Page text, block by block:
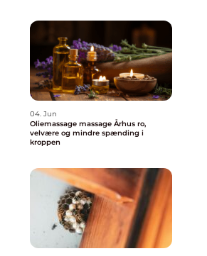
04. Jun
Oliemassage massage Århus ro,
velvære og mindre spænding i
kroppen